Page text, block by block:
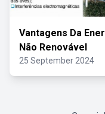
Vantagens Da
Não Renovável
25 September 2024